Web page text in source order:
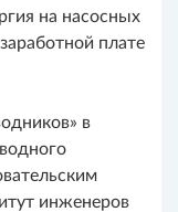
на насосных
плате
в
инженеров